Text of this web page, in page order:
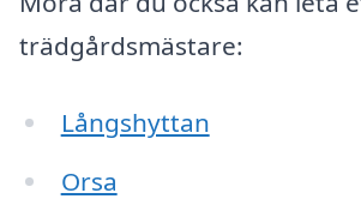
trädgårdsmästare:
Långshyttan
Orsa